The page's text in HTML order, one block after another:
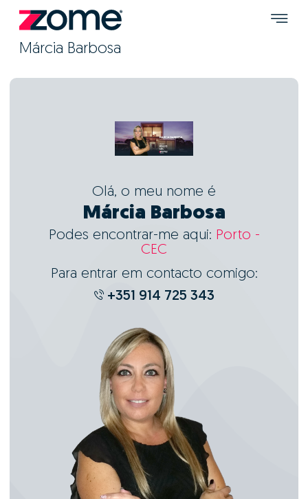
Márcia Barbosa
Olá, o meu nome é
Márcia Barbosa
Podes encontrar-me aqui: Porto -
CEC
Para entrar em contacto comigo:
+351 914 725 343